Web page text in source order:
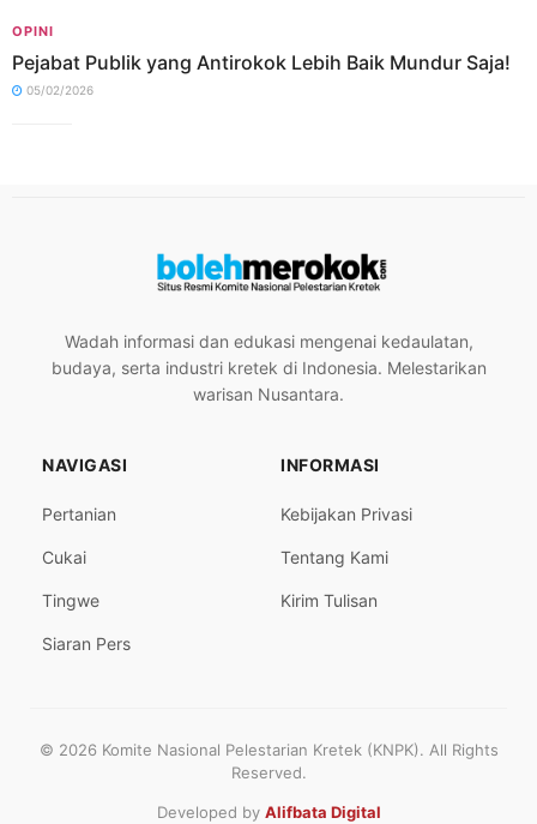
OPINI
Pejabat Publik yang Antirokok Lebih Baik Mundur Saja!
05/02/2026
Wadah informasi dan edukasi mengenai kedaulatan,
budaya, serta industri kretek di Indonesia. Melestarikan
warisan Nusantara.
NAVIGASI
Pertanian
Cukai
Tingwe
Siaran Pers
INFORMASI
Kebijakan Privasi
Tentang Kami
Kirim Tulisan
© 2026 Komite Nasional Pelestarian Kretek (KNPK). All Rights
Reserved.
Developed by Alifbata Digital